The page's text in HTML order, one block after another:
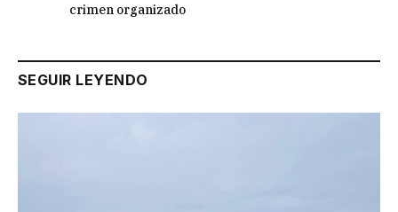
crimen organizado
SEGUIR LEYENDO